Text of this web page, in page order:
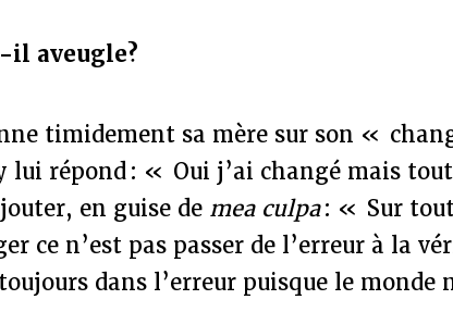
il aveugle?
timidement sa mère sur son «
lui répond : « Oui j’ai changé mais
en guise de mea culpa: « Sur
ce n’est pas passer de l’erreur à la
dans l’erreur puisque le monde